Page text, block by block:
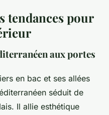
tendances pour
aux portes
en bac et ses allées
séduit de
Il allie esthétique